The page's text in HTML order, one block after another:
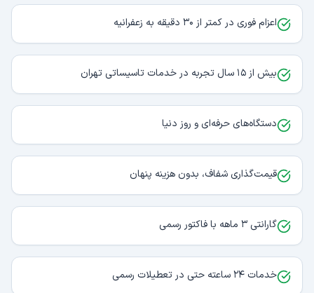
اعزام فوری در کمتر از ۳۰ دقیقه به زعفرانیه
بیش از ۱۵ سال تجربه در خدمات تاسیساتی تهران
دستگاه‌های حرفه‌ای و روز دنیا
قیمت‌گذاری شفاف، بدون هزینه پنهان
گارانتی ۳ ماهه با فاکتور رسمی
خدمات ۲۴ ساعته حتی در تعطیلات رسمی